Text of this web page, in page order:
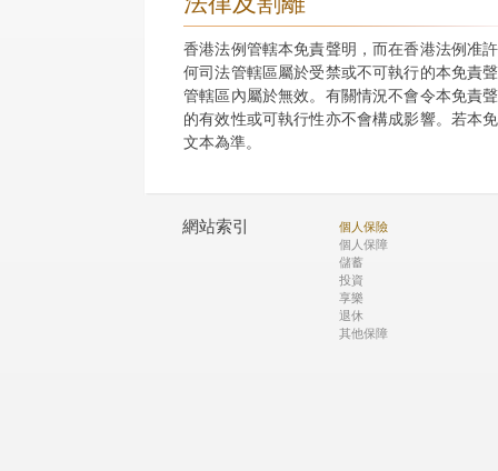
香港法例管轄本免責聲明，而在香港法例准
何司法管轄區屬於受禁或不可執行的本免責
管轄區內屬於無效。有關情況不會令本免責
的有效性或可執行性亦不會構成影響。若本
文本為準。
網站索引
個人保險
個人保障
儲蓄
投資
享樂
退休
其他保障